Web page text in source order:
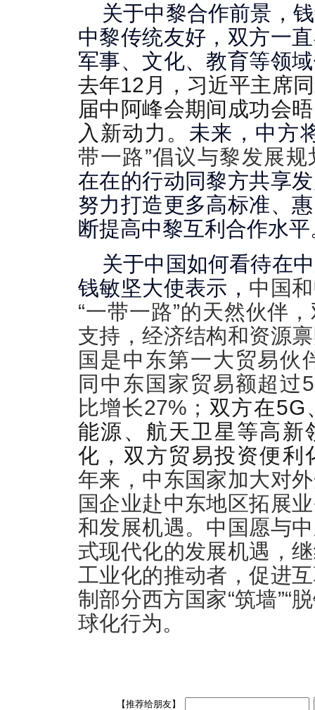
关于中黎合作前景，
中黎传统友好，双方一
军事、文化、教育等领
去年12月，习近平主席
届中阿峰会期间成功会
入新动力。 未来，中方
带一路”倡议与黎发展
在在的行动同黎方共享
努力打造更多高标准、
断提高中黎互利合作水平
关于中国如何看待在
钱敏坚大使表示， 中国
“一带一路”的天然伙伴
支持，经济结构和资源
国是中东第一大贸易伙
同中东国家贸易额超过
比增长27%； 双方在5G
能源、航天卫星等高新
化，双方贸易投资便利
年来，中东国家加大对
国企业赴中东地区拓展
和发展机遇。中国愿与
式现代化的发展机遇，
工业化的推动者，促进
制部分西方国家“筑墙”“
球化行为。
【推荐给朋友】